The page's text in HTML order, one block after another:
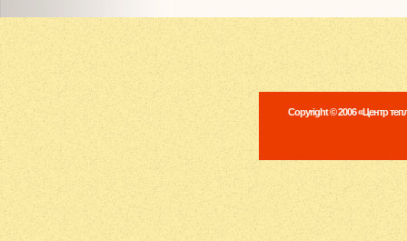
Copyright © 2006 «Центр